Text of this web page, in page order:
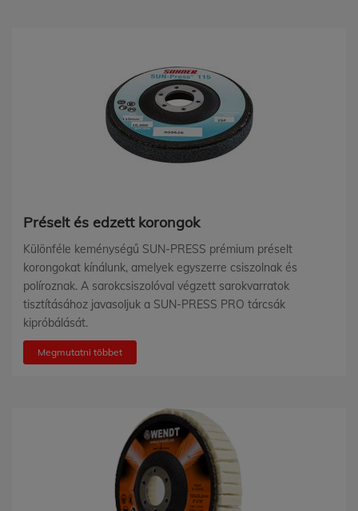
Préselt és edzett korongok
Különféle keménységű SUN-PRESS prémium préselt
korongokat kínálunk, amelyek egyszerre csiszolnak és
políroznak. A sarokcsiszolóval végzett sarokvarratok
tisztításához javasoljuk a SUN-PRESS PRO tárcsák
kipróbálását.
Megmutatni többet